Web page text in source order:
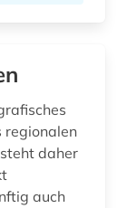
regionalen
daher
auch